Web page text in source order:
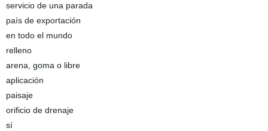
servicio de una parada
país de exportación
en todo el mundo
relleno
arena, goma o libre
aplicación
paisaje
orificio de drenaje
sí